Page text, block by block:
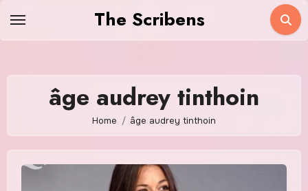
The Scribens
âge audrey tinthoin
Home âge audrey tinthoin